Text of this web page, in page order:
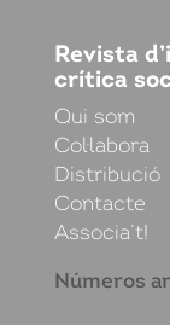
Revista
crítica
Qui som
Col·labora
Distribució
Contacte
Associa’t!
Números